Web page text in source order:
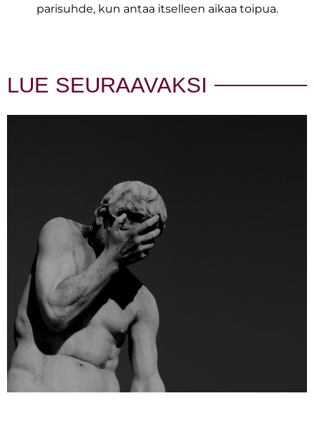
parisuhde, kun antaa itselleen aikaa toipua.
LUE SEURAAVAKSI